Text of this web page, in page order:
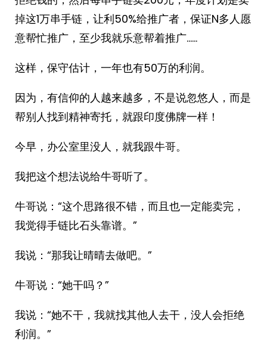
掉这1万串手链，让利50%给推广者，保证N多人愿
意帮忙推广，至少我就乐意帮着推广……
这样，保守估计，一年也有50万的利润。
因为，有信仰的人越来越多，不是说忽悠人，而是
帮别人找到精神寄托，就跟印度佛牌一样！
今早，办公室里没人，就我跟牛哥。
我把这个想法说给牛哥听了。
牛哥说：“这个思路很不错，而且也一定能卖完，
我觉得手链比石头靠谱。”
我说：“那我让晴晴去做吧。”
牛哥说：“她干吗？”
我说：“她不干，我就找其他人去干，没人会拒绝
利润。”